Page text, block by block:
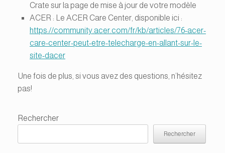
Crate sur la page de mise à jour de votre modèle
ACER : Le ACER Care Center, disponible ici :
https://community.acer.com/fr/kb/articles/76-acer-
care-center-peut-etre-telecharge-en-allant-sur-le-
site-dacer
Une fois de plus, si vous avez des questions, n’hésitez
pas!
Rechercher
Rechercher